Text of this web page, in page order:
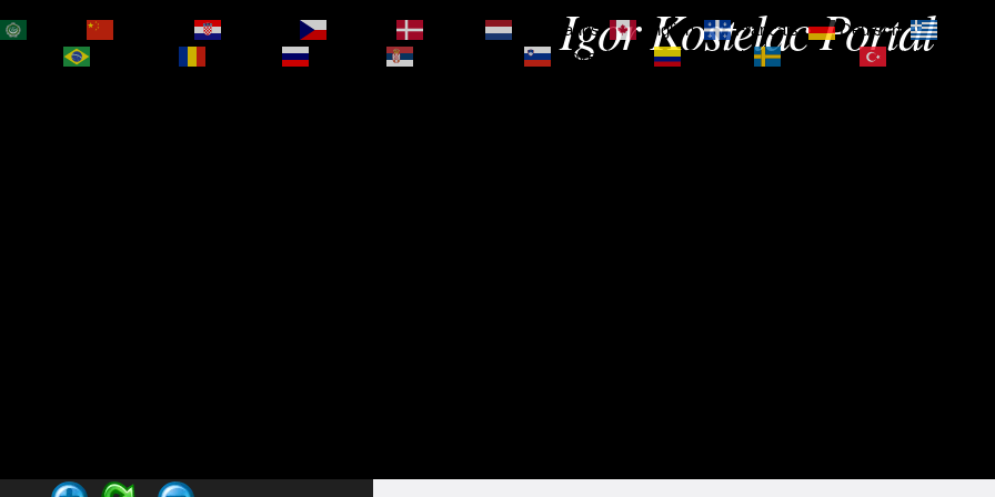
Igor Kostelac Portal
Nederlands English Français Deutsch
Slovenščina Español Svenska Türkçe